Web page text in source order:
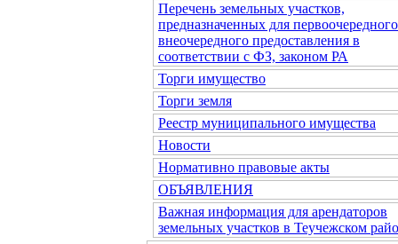
Перечень земельных участков,
предназначенных для
внеочередного предоставления в
соответствии с ФЗ, законом РА
Торги имущество
Торги земля
Реестр муниципального имущества
Новости
Нормативно правовые акты
ОБЪЯВЛЕНИЯ
Важная информация для арендаторов
земельных участков в Теучежском